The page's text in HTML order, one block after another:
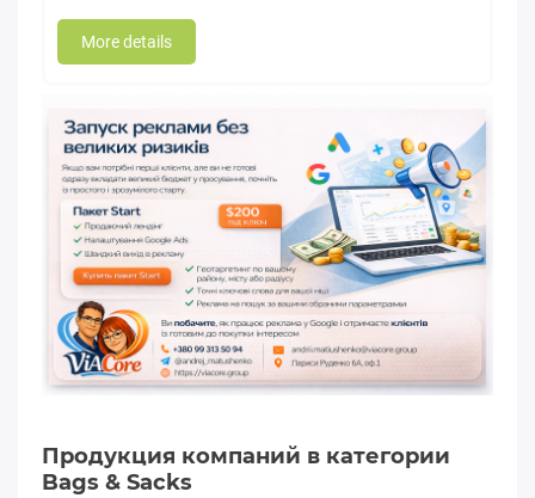
More details
Продукция компаний в категории
Bags & Sacks